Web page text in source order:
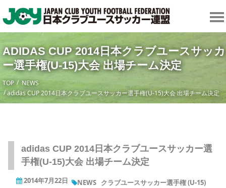
ADIDAS CUP 2014日本クラブユースサッカ
ー選手権(U-15)大会 出場チーム決定
TOP
NEWS
adidas CUP 2014日本クラブユースサッカー選手権(U-15)大会 出場チーム決定
adidas CUP 2014日本クラブユースサッカー選
手権(U-15)大会 出場チーム決定
2014年7月22日 NEWS クラブユースサッカー選手権 (U-15)